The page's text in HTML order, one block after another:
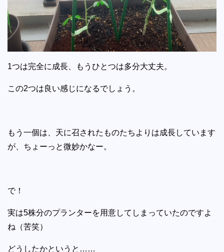
1つは完全に成長、もうひとつは多分大丈夫。
この2つは良い感じになるでしょう。
もう一個は、天に召されたものたちよりは成長しています
が、ちょーっと微妙かなー。
で！
実は5株分のプランターを用意してしまっていたのですよ
ね（苦笑）
どうしたかというと……